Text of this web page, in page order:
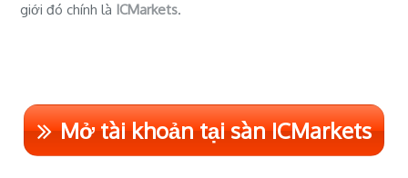
giới đó chính là ICMarkets.
Mở tài khoản tại sàn ICMarkets